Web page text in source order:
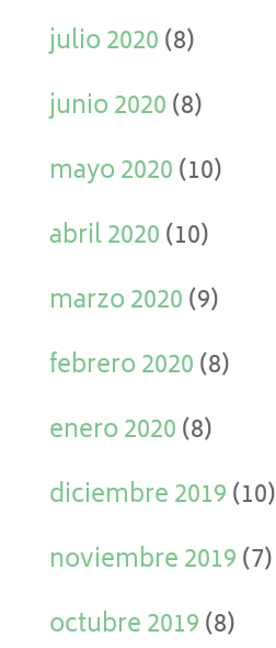
julio 2020(8)
junio 2020(8)
mayo 2020(10)
abril 2020(10)
marzo 2020(9)
febrero 2020(8)
enero 2020(8)
diciembre 2019(10)
noviembre 2019(7)
octubre 2019(8)